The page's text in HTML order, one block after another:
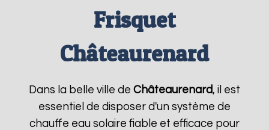
Frisquet
Châteaurenard
Dans la belle ville de Châteaurenard, il est
essentiel de disposer d'un système de
chauffe eau solaire fiable et efficace pour